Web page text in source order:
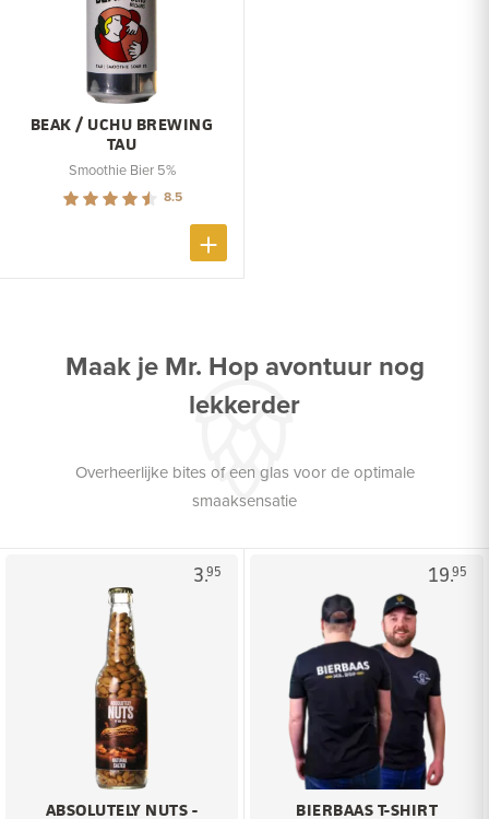
BEAK / UCHU BREWING
TAU
Smoothie Bier 5%
8.5
Maak je Mr. Hop avontuur nog
lekkerder
Overheerlijke bites of een glas voor de optimale
smaaksensatie
3.95
ABSOLUTELY NUTS -
19.95
BIERBAAS T-SHIRT